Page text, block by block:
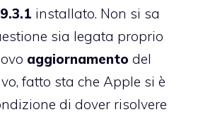
installato. Non si sa
sia legata proprio
aggiornamento del
fatto sta che Apple si è
di dover risolvere